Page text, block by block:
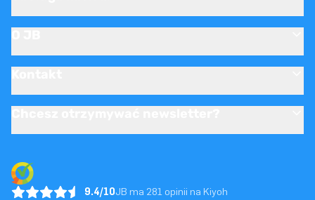
9.4/10JB ma 281 opinii na Kiyoh